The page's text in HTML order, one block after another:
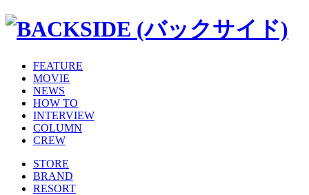
FEATURE
MOVIE
NEWS
HOW TO
INTERVIEW
COLUMN
CREW
STORE
BRAND
RESORT